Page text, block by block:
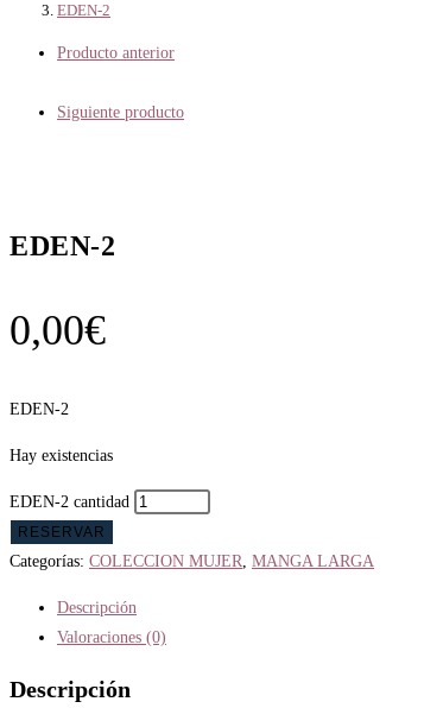
EDEN-2
Producto anterior
Siguiente producto
EDEN-2
0,00€
EDEN-2
Hay existencias
EDEN-2 cantidad
RESERVAR
Categorías: COLECCION MUJER MANGA LARGA
Descripción
Valoraciones (0)
Descripción